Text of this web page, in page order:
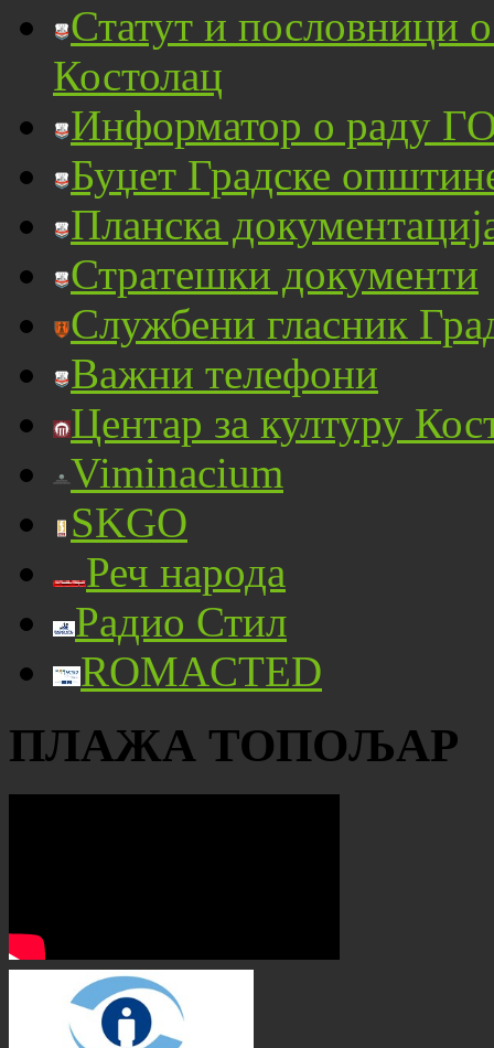
Статут и пословници
Костолац
Информатор о раду
Буџет Градске
Планска
Стратешки документи
Службени гласник
Важни телефони
Центар за културу
Viminacium
SKGO
Реч народа
Радио Стил
ROMACTED
ПЛАЖА ТОПОЉАР